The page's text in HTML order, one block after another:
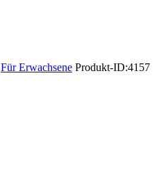
Für Erwachsene Produkt-ID:4157